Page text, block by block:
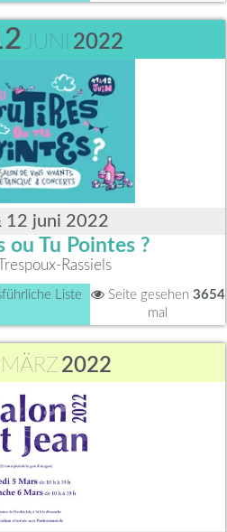
JUNI 2022
12 juni 2022
ou Tu Pointes ?
Rassiels
Liste Seite gesehen 3654
mal
MÄRZ 2022